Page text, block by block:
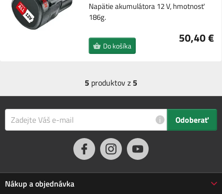
Napätie akumulátora 12 V, hmotnosť
186g.
50,40 €
Do košíka
5 produktov z 5
i Odoberať
Nákup a objednávka